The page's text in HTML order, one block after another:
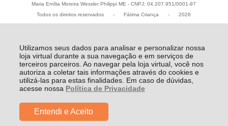
Utilizamos seus dados para analisar e personalizar nossa
loja virtual durante a sua navegação e em serviços de
terceiros parceiros. Ao navegar pela loja virtual, você nos
autoriza a coletar tais informações através do cookies e
utilizá-las para estas finalidades. Em caso de dúvidas,
acesse nossa Política de Privacidade
Entendi e Aceito
Maria Emília Moreira Wessler Philippi ME - CNPJ: 04.207.951/0001-97
Todos os direitos reservados
- Fátima Criança - 2026
R$ 1.299,00